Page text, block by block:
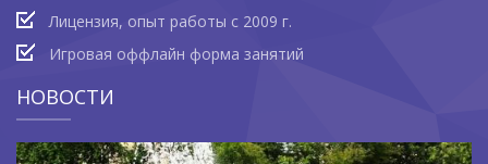
Лицензия, опыт работы с 2009 г.
Игровая оффлайн форма занятий
НОВОСТИ